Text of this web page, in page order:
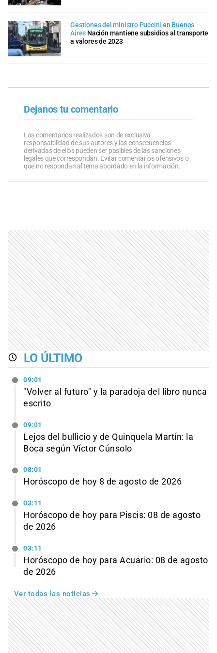
Gestiones del ministro Puccini en Buenos
Aires Nación mantiene subsidios al transporte
a valores de 2023
Dejanos tu comentario
Los comentarios realizados son de exclusiva
responsabilidad de sus autores y las consecuencias
derivadas de ellos pueden ser pasibles de las sanciones
legales que correspondan. Evitar comentarios ofensivos o
que no respondan al tema abordado en la información.
LO ÚLTIMO
09:01
"Volver al futuro" y la paradoja del libro nunca
escrito
09:01
Lejos del bullicio y de Quinquela Martín: la
Boca según Víctor Cúnsolo
08:01
Horóscopo de hoy 8 de agosto de 2026
03:11
Horóscopo de hoy para Piscis: 08 de agosto
de 2026
03:11
Horóscopo de hoy para Acuario: 08 de agosto
de 2026
Ver todas las noticias